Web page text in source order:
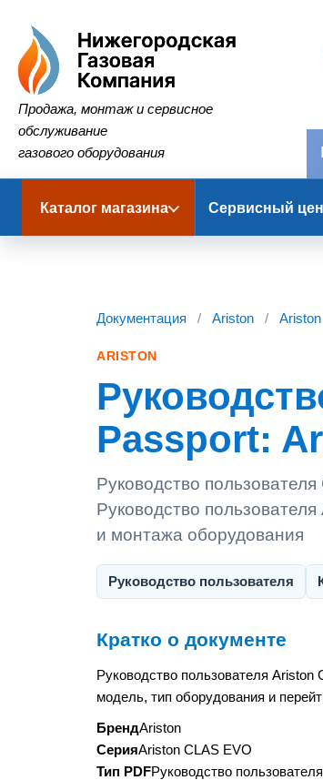
Нижегородская Газовая Компания
Продажа, монтаж и сервисное
обслуживание
газового оборудования
Каталог магазина Сервисный
Документация / Ariston /
ARISTON
Passport:
Руководство
Руководство
и монтажа оборудования
Руководство пользователя
Кратко о документе
Руководство пользователя
модель, тип оборудования и
БрендAriston
СерияAriston CLAS EVO
Тип PDFРуководство пользователя